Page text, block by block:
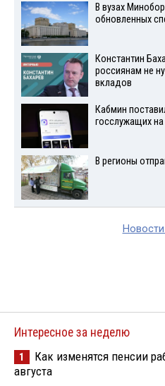
В вузах
обновленных
Константин
россиянам не
вкладов
Кабмин
госслужащих
В регионы
Интересное за неделю
1
Как изменятся пенсии
августа